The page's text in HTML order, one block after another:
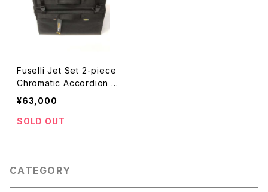
Fuselli Jet Set 2-piece
Chromatic Accordion Gi
g-Bag（フセリ ジェット セッ
ト 2ピース クロマチック ア
コーディオン ギグ バッグ）
¥63,000
SOLD OUT
CATEGORY